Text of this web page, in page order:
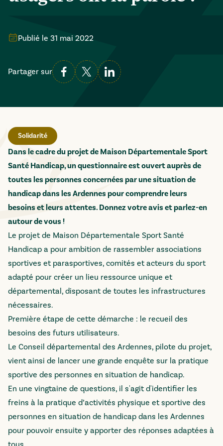
Publié le 31 mai 2022
Partager sur
Solidarité
Dans le cadre du projet de Maison Départementale Sport
Santé Handicap, un questionnaire est ouvert auprès de
toutes les personnes concernées par une situation de
handicap dans les Ardennes pour comprendre leurs
besoins et leurs attentes. Donnez votre avis et parlez-en
autour de vous !
Le projet de Maison Départementale Sport Santé
Handicap a pour ambition de rassembler associations
sportives et parasportives, comités et acteurs du sport
adapté pour créer un lieu ressource unique et
départemental, disposant de toutes les infrastructures
nécessaires.
Première étape de cette démarche : le recueil des
besoins des futurs utilisateurs.
Le Conseil départemental des Ardennes, pilote du projet,
vient ainsi de lancer une grande enquête sur la pratique
sportive des personnes en situation de handicap.
En une vingtaine de questions, il s'agit d'identifier les
freins à la pratique d’activités physique et sportive des
personnes en situation de handicap dans les Ardennes
pour pouvoir ensuite y apporter des réponses adaptées à